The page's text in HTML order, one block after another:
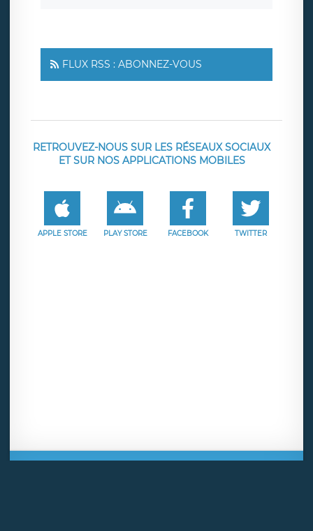
FLUX RSS : ABONNEZ-VOUS
RETROUVEZ-NOUS SUR LES RÉSEAUX SOCIAUX
ET SUR NOS APPLICATIONS MOBILES
APPLE STORE PLAY STORE FACEBOOK TWITTER